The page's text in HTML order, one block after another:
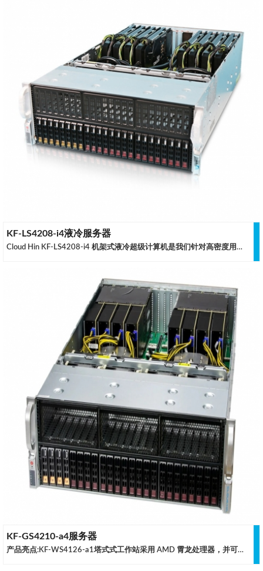
KF-LS4208-i4液冷服务器
Cloud Hin KF-LS4208-i4 机架式液冷超级计算机是我们针对高密度用户和大中型集群用户全新定制的超级计算机，液冷式的 GPU 散热与风冷式的 CPU 散热同时工作，自主开发的液冷系统中大量采用了缩醛树脂等高可靠性材料，妥善的确保两者均可以稳定的全负荷运行而没有降频的情况出现，优化的散热方案可以支持目前较新的 GPU 稳定运行。
KF-GS4210-a4服务器
产品亮点:KF-WS4126-a1塔式式工作站采用 AMD 霄龙处理器，并可以提供最大 4TB 的 DDR4 内存容量支持， Cloud Hin 针对图形设计软件确保工作站稳定运行。